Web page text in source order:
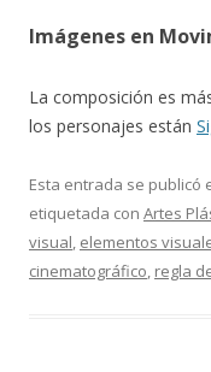
Imágenes en
La composición es
los personajes están
Esta entrada se publicó
etiquetada con Artes
visual, elementos
cinematográfico, regla